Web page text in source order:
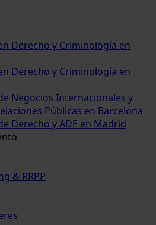
Derecho y Criminología en
Derecho y Criminología en
Negocios Internacionales y
Públicas en Barcelona
Derecho y ADE en Madrid
& RRPP